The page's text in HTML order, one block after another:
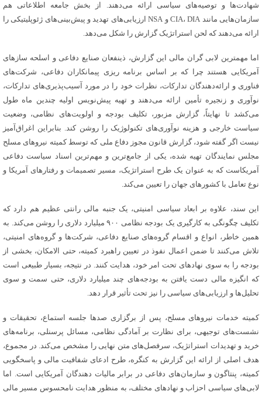
شهادت‌ها و توصیه‌های سیاسی ارائه می‌دهند. از بخش جامعه اطلاعاتی هم
سازمان‌هایی مانند CIA، DIA و NSA ارزیابی‌های تهدید و پیش‌بینی‌های ژئوپلیتیکی را
ارائه می‌دهند که لحن استراتژیک گزارش را شکل می‌دهد.
اما مهمترین لابی گران مالی این گزارش، ذینفعان صنایع دفاعی و اسلحه سازهای
آمریکایی هستند چرا که بر اساس برنامهریزی پیمانکاران دفاعی، شرکت‌های
فناوری و ارائه‌دهندگان تدارکات، نظرات خود را در مورد آسیب‌پذیری‌های تدارکات،
نوآوری و زنجیره تأمین ارائه می‌دهند و تهیه پیش‌نویس اولیه چندین ماه طول
می‌کشد تا نهایتاً، گزارش مزبور، تکلیف بودجه و اولویت‌های نظامی، وضعیت
سیاست خارجی و هزینه نوآوری‌های تکنولوژیک را روشن کند. بنابراین اغراق‌آمیز
نیست اگر گفته شود، گزارش قانون مجوز دفاع ملی که توسط کمیته نیروهای مسلح
مجلس نمایندگان تهیه شده، یکی از جامع‌ترین و مهم‌ترین اسناد سیاست دفاعی
آمریکاست که به عنوان یک طرح استراتژیک، مسیر تصمیمات و رفتارهای آمریکا و
نوع تعامل با کشورهای جهان را تعیین می‌کند.
این سند، علاوه بر ابعاد سیاسی امنیتی، یک جنبه مالی رانتی عظیم هم دارد که
تکلیف چگونگی بهکارگیری
یک بودجه نظامی ۹۰۰ میلیارد دلاری را روشن می‌کند. به
همین خاطر، انواع و اقسام گروه‌های صنایع دفاعی، شرکت‌ها و گروه‌های امنیتی،
تلاش می‌کنند تا ضمن اعمال نفوذ در تعیین راهبرد کمیته، حتی
الامکان، بخشی از
بودجه را به سوی نهادهای تحت امر خود، هدایت کنند. در نتیجه، بسیار طبیعی است
که انگیزه مالی دست یافتن به بودجه‌های چند میلیارد دلاری، حتی سمت و سوی
تحلیل‌ها و ارزیابی‌های سیاسی را نیز تحت تأثیر قرار دهد.
کمیته خدمات نیروهای مسلح، پس از برگزاری صدها جلسه استماع، تحقیقات و
نشست‌های توجیهی، برای نظارت بر آمادگی نظامی، مسائل پرسنلی، برنامه‌های
خرید و تهدیدات استراتژیک، سرفصل‌های متن نهایی را مشخص می‌کند. در مجموع،
هدف اصلی از ارائه این گزارش به کنگره، طرح ادعای شفافیت مالی و پاسخگویی
کمیته، پنتاگون و سازمان‌های دفاعی در برابر مالیات دهندگان آمریکایی است. اما
لابی‌های سیاسی احزاب و نهادهای مختلف، به منظور هدایت نامحسوس مسیر مالی